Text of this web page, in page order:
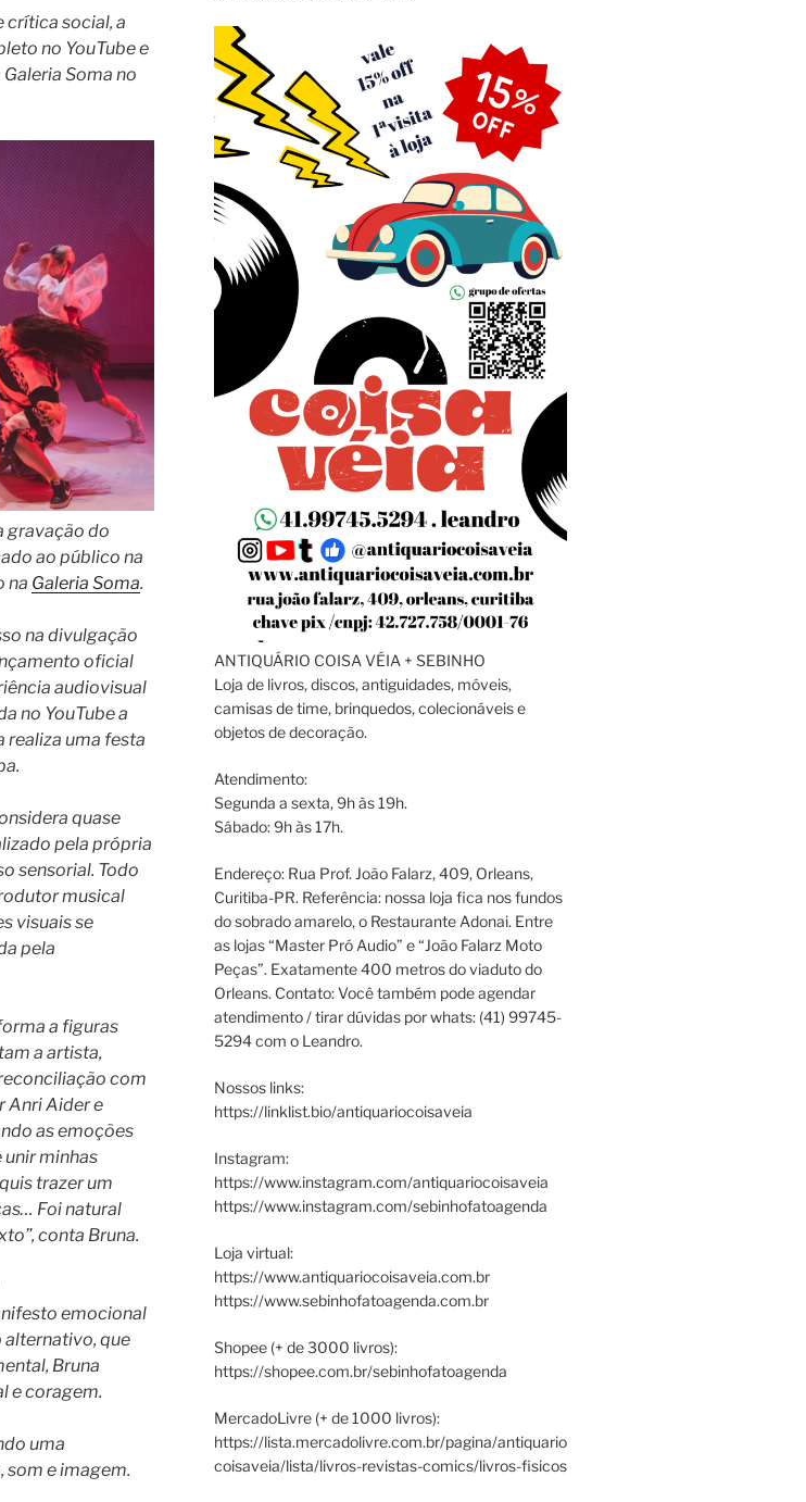
crítica social, a
no YouTube e
Soma no
gravação do
ao público na
na Galeria Soma.
na divulgação
oficial
audiovisual
no YouTube a
realiza uma festa
quase
pela própria
sensorial. Todo
musical
visuais se
pela
a figuras
a artista,
com
Anri Aider e
as emoções
unir minhas
trazer um
Foi natural
conta Bruna.
emocional
alternativo, que
Bruna
e coragem.
uma
som e imagem.
ANTIQUÁRIO COISA VÉIA + SEBINHO
Loja de livros, discos, antiguidades, móveis,
camisas de time, brinquedos, colecionáveis e
objetos de decoração.
Atendimento:
Segunda a sexta, 9h às 19h.
Sábado: 9h às 17h.
Endereço: Rua Prof. João Falarz, 409, Orleans,
Curitiba-PR. Referência: nossa loja fica nos fundos
do sobrado amarelo, o Restaurante Adonai. Entre
as lojas “Master Pró Audio” e “João Falarz Moto
Peças”. Exatamente 400 metros do viaduto do
Orleans. Contato: Você também pode agendar
atendimento / tirar dúvidas por whats: (41) 99745-
5294 com o Leandro.
Nossos links:
https://linklist.bio/antiquariocoisaveia
Instagram:
https://www.instagram.com/antiquariocoisaveia
https://www.instagram.com/sebinhofatoagenda
Loja virtual:
https://www.antiquariocoisaveia.com.br
https://www.sebinhofatoagenda.com.br
Shopee (+ de 3000 livros):
https://shopee.com.br/sebinhofatoagenda
MercadoLivre (+ de 1000 livros):
https://lista.mercadolivre.com.br/pagina/antiquario
coisaveia/lista/livros-revistas-comics/livros-fisicos